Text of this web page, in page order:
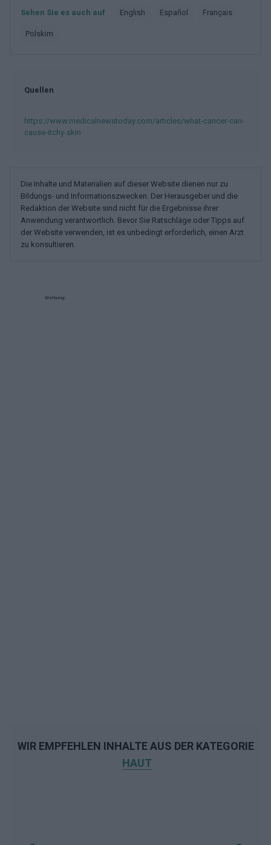
Sehen Sie es auch auf english español français
polskim
Quellen
https://www.medicalnewstoday.com/articles/what-cancer-can-
cause-itchy-skin
Die Inhalte und Materialien auf dieser Website dienen nur zu
Bildungs- und Informationszwecken. Der Herausgeber und die
Redaktion der Website sind nicht für die Ergebnisse ihrer
Anwendung verantwortlich. Bevor Sie Ratschläge oder Tipps auf
der Website verwenden, ist es unbedingt erforderlich, einen Arzt
zu konsultieren.
Werbung:
WIR EMPFEHLEN INHALTE AUS DER KATEGORIE
HAUT